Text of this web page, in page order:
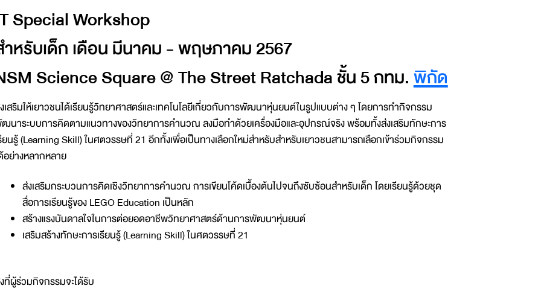
Special Workshop
หรับเด็ก เดือน มีนาคม - พฤษภาคม 2567
Science Square @ The Street Ratchada ชั้น 5 กทม.พิกัด
เสริมให้เยาวชนได้เรียนรู้วิทยาศาสตร์และเทคโนโลยีเกี่ยวกับการพัฒนาหุ่นยนต์ในรูปแบบต่าง ๆ โดยการทำกิจกรรม
นาระบบการคิดตามแนวทางของวิทยาการคำนวณ ลงมือทำด้วยเครื่องมือและอุปกรณ์จริง พร้อมทั้งส่งเสริมทักษะการ
ยนรู้ (Learning Skill) ในศตวรรษที่ 21 อีกทั้งเพื่อเป็นทางเลือกใหม่สำหรับสำหรับเยาวชนสามารถเลือกเข้าร่วมกิจกรรม
อย่างหลากหลาย
ส่งเสริมกระบวนการคิดเชิงวิทยาการคำนวณ การเขียนโค้ดเบื้องต้นไปจนถึงซับซ้อนสำหรับเด็ก โดยเรียนรู้ด้วยชุด
สื่อการเรียนรู้ของ LEGO Education เป็นหลัก
สร้างแรงบันดาลใจในการต่อยอดอาชีพวิทยาศาสตร์ด้านการพัฒนาหุ่นยนต์
เสริมสร้างทักษะการเรียนรู้ (Learning Skill) ในศตวรรษที่ 21
ที่ผู้ร่วมกิจกรรมจะได้รับ